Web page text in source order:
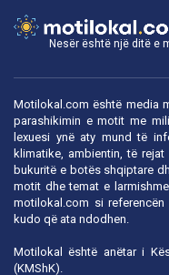
Nesër është një ditë e
Motilokal.com është media
parashikimin e motit me
lexuesi ynë aty mund të
klimatike, ambientin, të
bukuritë e botës shqiptare
motit dhe temat e
motilokal.com si
kudo që ata ndodhen.
Motilokal është anëtar i
(KMShK).